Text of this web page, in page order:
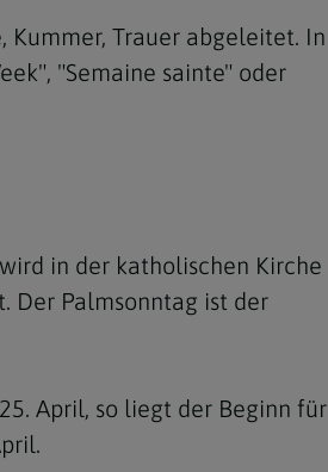
Kummer, Trauer abgeleitet. In
"Semaine sainte" oder
in der katholischen Kirche
Der Palmsonntag ist der
April, so liegt der Beginn für